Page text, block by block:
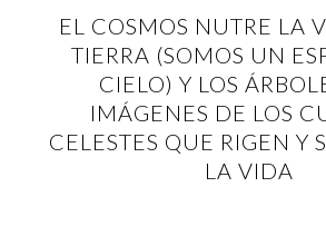
EL COSMOS NUTRE LA
TIERRA (SOMOS UN
CIELO) Y LOS
IMÁGENES DE LOS
CELESTES QUE RIGEN Y
LA VIDA